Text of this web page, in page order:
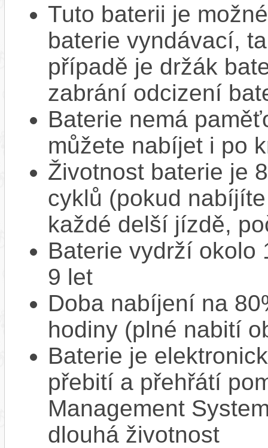
Tuto baterii je
baterie vyndávací,
případě je držák
zabrání odcizení
Baterie nemá
můžete nabíjet i po
Životnost baterie je
cyklů (pokud
každé delší jízdě,
Baterie vydrží okolo
9 let
Doba nabíjení na
hodiny (plné nabití
Baterie je
přebití a přehřátí
Management
dlouhá životnost